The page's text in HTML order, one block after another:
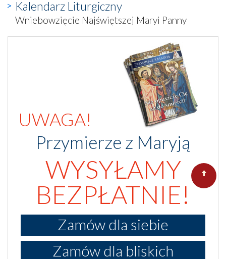
Kalendarz Liturgiczny
Wniebowzięcie Najświętszej Maryi Panny
UWAGA!
Przymierze z Maryją
WYSYŁAMY
BEZPŁATNIE!
Zamów dla siebie
Zamów dla bliskich